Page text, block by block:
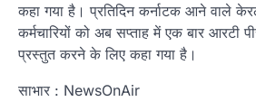
कहा गया है। प्रतिदिन कर्नाटक आने वाले
कर्मचारियों को अब सप्ताह में एक बार आरटी
प्रस्तुत करने के लिए कहा गया है।
साभार : NewsOnAir